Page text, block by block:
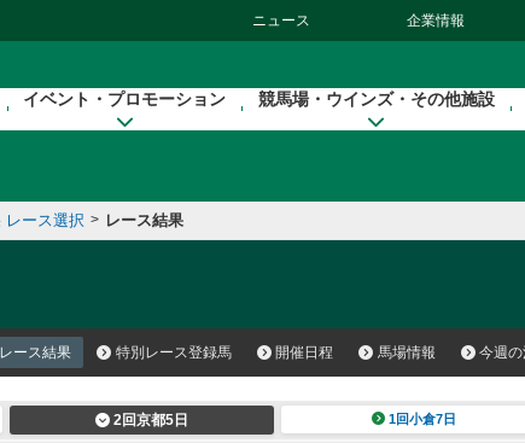
ニュース 企業情報
イベント・プロモーション 競馬場・ウインズ・その他施設
レース選択 > レース結果
レース結果 特別レース登録馬 開催日程 馬場情報 今週
2回京都5日 1回小倉7日